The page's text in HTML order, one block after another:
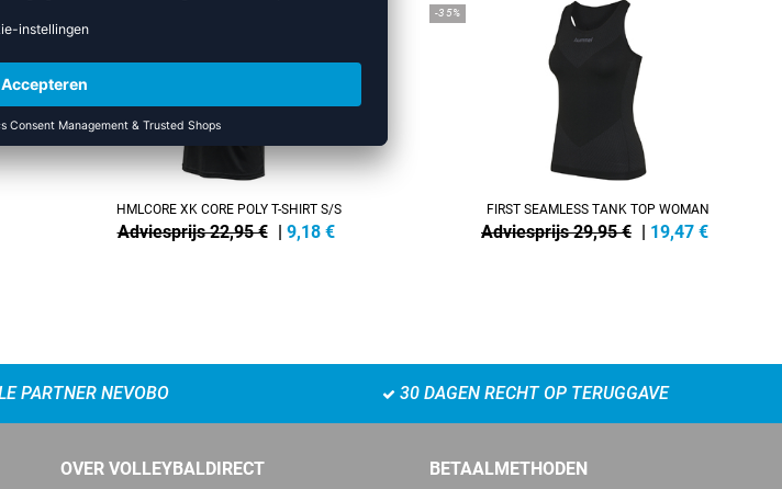
HMLCORE XK CORE POLY T-SHIRT S/S
Adviesprijs 22,95 € | 9,18 €
-35%
FIRST SEAMLESS TANK TOP WOMAN
Adviesprijs 29,95 € | 19,47 €
PARTNER NEVOBO 30 DAGEN RECHT OP TERUGGAVE
OVER VOLLEYBALDIRECT
BETAALMETHODEN